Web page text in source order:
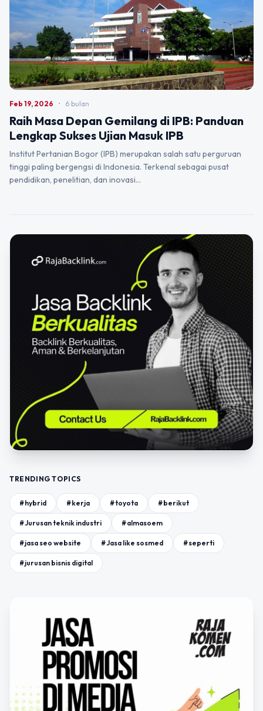
Feb 19, 2026 • 6 bulan
Raih Masa Depan Gemilang di IPB: Panduan
Lengkap Sukses Ujian Masuk IPB
Institut Pertanian Bogor (IPB) merupakan salah satu perguruan
tinggi paling bergengsi di Indonesia. Terkenal sebagai pusat
pendidikan, penelitian, dan inovasi…
TRENDING TOPICS
#hybrid #kerja #toyota #berikut
#Jurusan teknik industri #almasoem
#jasa seo website #Jasa like sosmed #seperti
#jurusan bisnis digital